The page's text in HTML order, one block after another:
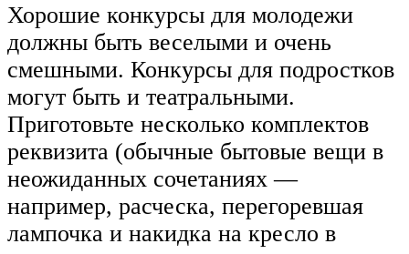
Хорошие конкурсы для молодежи
должны быть веселыми и очень
смешными. Конкурсы для подростков
могут быть и театральными.
Приготовьте несколько комплектов
реквизита (обычные бытовые вещи в
неожиданных сочетаниях —
например, расческа, перегоревшая
лампочка и накидка на кресло в